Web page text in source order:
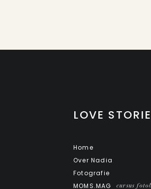
LOVE
Home
Over Nadia
Fotografie
MOMS.MAG
cursus